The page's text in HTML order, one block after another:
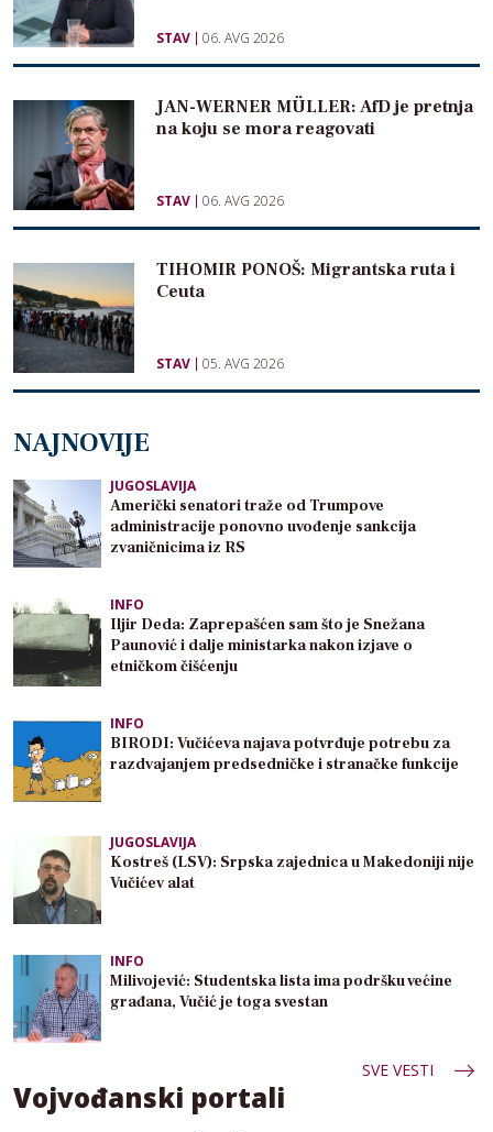
STAV 06. AVG 2026
JAN-WERNER MÜLLER: AfD je pretnja
na koju se mora reagovati
STAV 06. AVG 2026
TIHOMIR PONOŠ: Migrantska ruta i
Ceuta
STAV 05. AVG 2026
NAJNOVIJE
JUGOSLAVIJA
Američki senatori traže od Trumpove
administracije ponovno uvođenje sankcija
zvaničnicima iz RS
INFO
Iljir Deda: Zaprepašćen sam što je Snežana
Paunović i dalje ministarka nakon izjave o
etničkom čišćenju
INFO
BIRODI: Vučićeva najava potvrđuje potrebu za
razdvajanjem predsedničke i stranačke funkcije
JUGOSLAVIJA
Kostreš (LSV): Srpska zajednica u Makedoniji nije
Vučićev alat
INFO
Milivojević: Studentska lista ima podršku većine
građana, Vučić je toga svestan
SVE VESTI
Vojvođanski portali